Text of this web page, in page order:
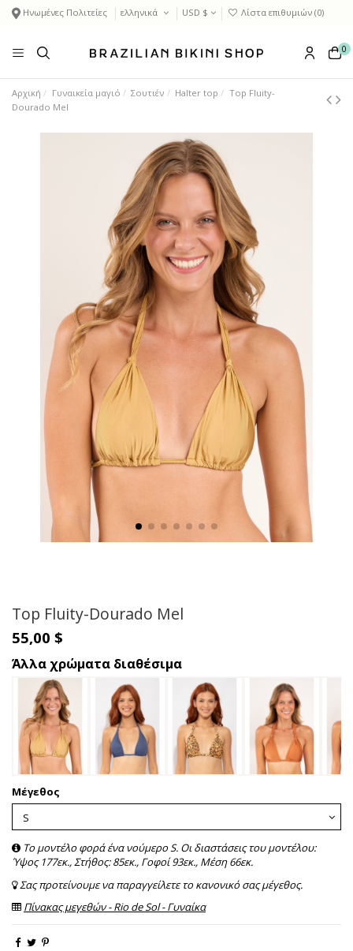
Ηνωμένες Πολιτείες ελληνικά USD $ Λίστα επιθυμιών (0)
0
Αρχική Γυναικεία μαγιό Σουτιέν Halter top
Top Fluity-
Dourado Mel
Top Fluity-Dourado Mel
55,00 $
Άλλα χρώματα διαθέσιμα
Μέγεθος
Το μοντέλο φορά ένα νούμερο S. Οι διαστάσεις του μοντέλου:
Ύψος 177εκ., Στήθος: 85εκ., Γοφοί 93εκ., Μέση 66εκ.
Σας προτείνουμε να παραγγείλετε το κανονικό σας μέγεθος.
Πίνακας μεγεθών - Rio de Sol - Γυναίκα